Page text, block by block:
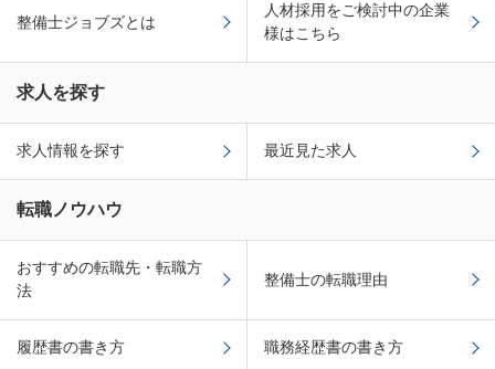
整備士ジョブズとは
人材採用をご検討中の企業
様はこちら
求人を探す
求人情報を探す 最近見た求人
転職ノウハウ
おすすめの転職先・転職方
法
整備士の転職理由
履歴書の書き方 職務経歴書の書き方